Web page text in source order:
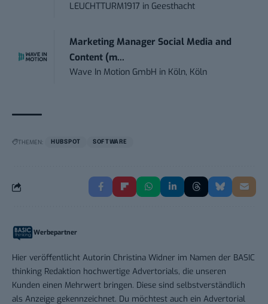
LEUCHTTURM1917 in Geesthacht
Marketing Manager Social Media and
Content (m...
Wave In Motion GmbH in Köln, Köln
THEMEN: HUBSPOT SOFTWARE
Werbepartner
Hier veröffentlicht Autorin Christina Widner im Namen der BASIC
thinking Redaktion hochwertige Advertorials, die unseren
Kunden einen Mehrwert bringen. Diese sind selbstverständlich
als Anzeige gekennzeichnet. Du möchtest auch ein Advertorial